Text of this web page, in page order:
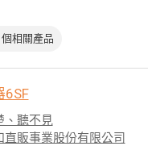
個相關產品
6SF
、聽不見
直販事業股份有限公司